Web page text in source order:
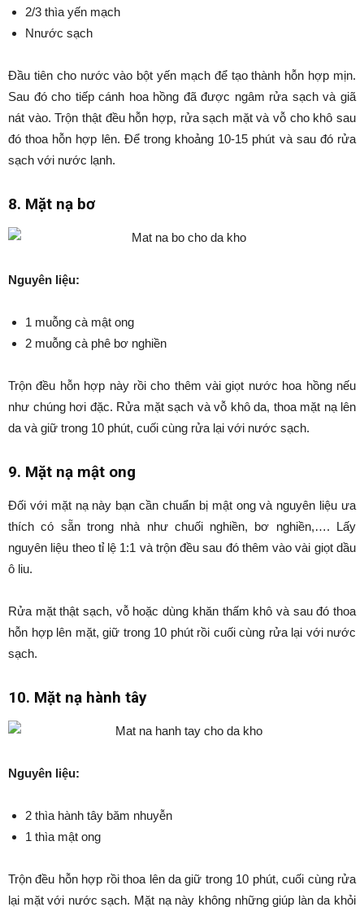
2/3 thìa yến mạch
Nnước sạch
Đầu tiên cho nước vào bột yến mạch để tạo thành hỗn hợp mịn.
Sau đó cho tiếp cánh hoa hồng đã được ngâm rửa sạch và giã
nát vào. Trộn thật đều hỗn hợp, rửa sạch mặt và vỗ cho khô sau
đó thoa hỗn hợp lên. Để trong khoảng 10-15 phút và sau đó rửa
sạch với nước lạnh.
8. Mặt nạ bơ
Nguyên liệu:
1 muỗng cà mật ong
2 muỗng cà phê bơ nghiền
Trộn đều hỗn hợp này rồi cho thêm vài giọt nước hoa hồng nếu
như chúng hơi đặc. Rửa mặt sạch và vỗ khô da, thoa mặt nạ lên
da và giữ trong 10 phút, cuối cùng rửa lại với nước sạch.
9. Mặt nạ mật ong
Đối với mặt nạ này bạn cần chuẩn bị mật ong và nguyên liệu ưa
thích có sẵn trong nhà như chuối nghiền, bơ nghiền,…. Lấy
nguyên liệu theo tỉ lệ 1:1 và trộn đều sau đó thêm vào vài giọt dầu
ô liu.
Rửa mặt thật sạch, vỗ hoặc dùng khăn thấm khô và sau đó thoa
hỗn hợp lên mặt, giữ trong 10 phút rồi cuối cùng rửa lại với nước
sạch.
10. Mặt nạ hành tây
Nguyên liệu:
2 thìa hành tây băm nhuyễn
1 thìa mật ong
Trộn đều hỗn hợp rồi thoa lên da giữ trong 10 phút, cuối cùng rửa
lại mặt với nước sạch. Mặt nạ này không những giúp làn da khỏi